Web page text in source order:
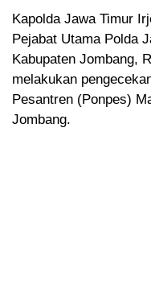
Kapolda Jawa Timur
Pejabat Utama Polda
Kabupaten Jombang,
melakukan
Pesantren (Ponpes)
Jombang.